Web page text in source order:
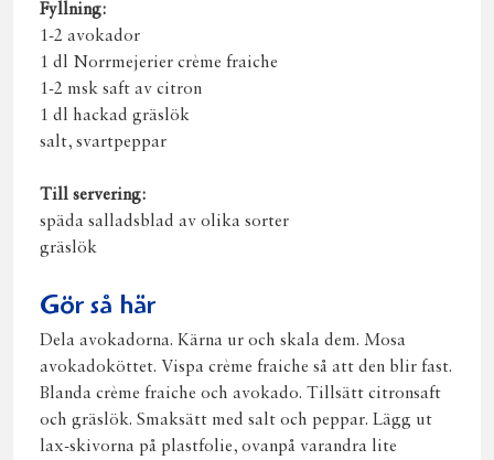
Fyllning:
1-2 avokador
1 dl Norrmejerier crème fraiche
1-2 msk saft av citron
1 dl hackad gräslök
salt, svartpeppar
Till servering:
späda salladsblad av olika sorter
gräslök
Gör så här
Dela avokadorna. Kärna ur och skala dem. Mosa
avokadoköttet. Vispa crème fraiche så att den blir fast.
Blanda crème fraiche och avokado. Tillsätt citronsaft
och gräslök. Smaksätt med salt och peppar. Lägg ut
lax-skivorna på plastfolie, ovanpå varandra lite